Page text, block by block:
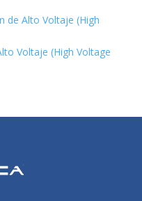
de Alto Voltaje (High
Voltaje (High Voltage